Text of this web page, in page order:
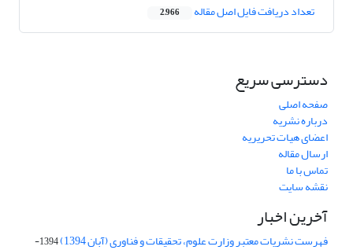
تعداد دریافت فایل اصل مقاله 2,966
دسترسی سریع
صفحه اصلی
درباره نشریه
اعضای هیات تحریریه
ارسال مقاله
تماس با ما
نقشه سایت
آخرین اخبار
فهرست نشریات معتبر وزارت علوم، تحقیقات و فناوری (آبان 1394)
1394-